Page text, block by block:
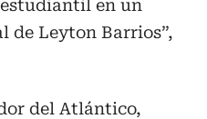
en un
de Leyton Barrios”,
del Atlántico,